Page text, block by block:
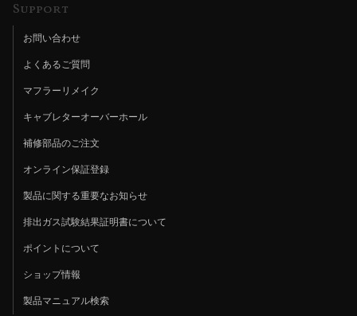
Support
お問い合わせ
よくあるご質問
マフラーリメイク
キャブレターオーバーホール
補修部品のご注文
オンライン保証登録
製品に関する重要なお知らせ
排出ガス試験結果証明書について
ポイントについて
ショップ情報
製品マニュアル検索